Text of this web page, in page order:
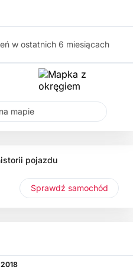
pojazdu
Sprawdź samochód
2018
w ostatnich 6 miesiącach
mapie